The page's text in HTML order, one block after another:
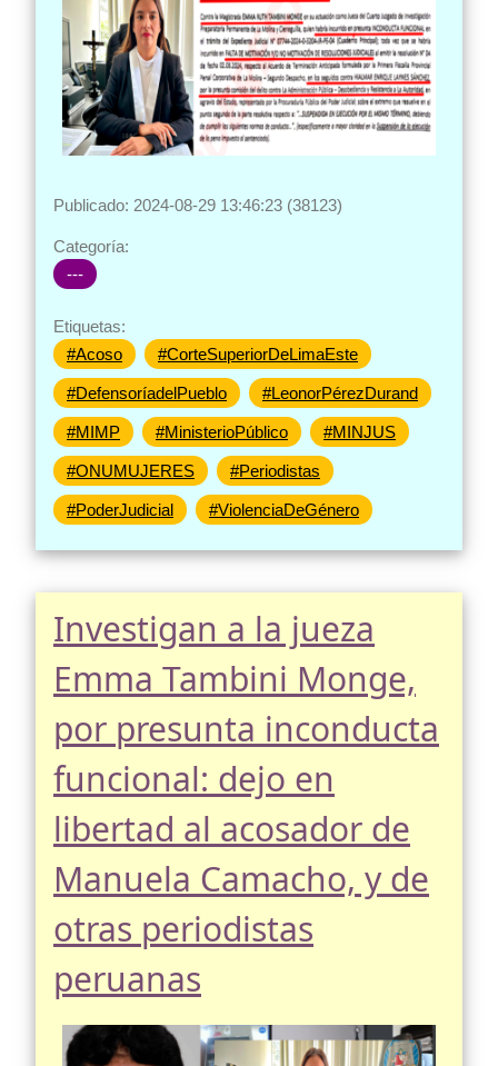
Publicado: 2024-08-29 13:46:23 (38123)
Categoría:
---
Etiquetas:
#Acoso
#CorteSuperiorDeLimaEste
#DefensoríadelPueblo #LeonorPérezDurand
#MIMP #MinisterioPúblico #MINJUS
#ONUMUJERES #Periodistas
#PoderJudicial #ViolenciaDeGénero
Investigan a la jueza
Emma Tambini Monge,
por presunta inconducta
funcional: dejo en
libertad al acosador de
Manuela Camacho, y de
otras periodistas
peruanas